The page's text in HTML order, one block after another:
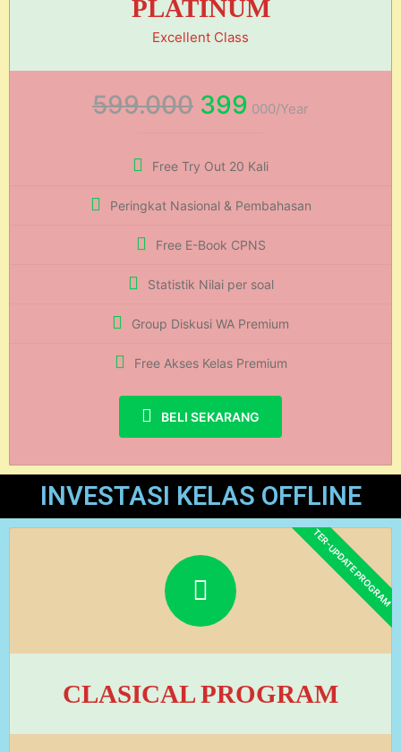
PLATINUM
Excellent Class
599.000 399 000/Year
Free Try Out 20 Kali
Peringkat Nasional & Pembahasan
Free E-Book CPNS
Statistik Nilai per soal
Group Diskusi WA Premium
Free Akses Kelas Premium
BELI SEKARANG
INVESTASI KELAS OFFLINE
CLASICAL PROGRAM